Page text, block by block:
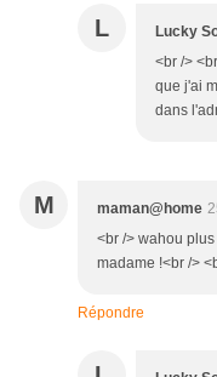
L Lucky
<br />
que j'ai
dans
M maman@home
<br /> wahou
madame !<br />
Répondre